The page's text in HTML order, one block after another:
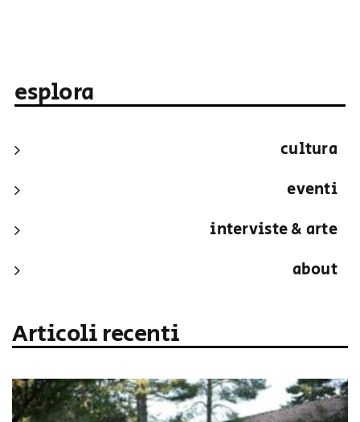
esplora
cultura
eventi
interviste & arte
about
Articoli recenti